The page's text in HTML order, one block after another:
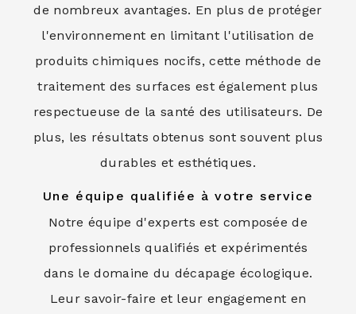
de nombreux avantages. En plus de protéger
l'environnement en limitant l'utilisation de
produits chimiques nocifs, cette méthode de
traitement des surfaces est également plus
respectueuse de la santé des utilisateurs. De
plus, les résultats obtenus sont souvent plus
durables et esthétiques.
Une équipe qualifiée à votre service
Notre équipe d'experts est composée de
professionnels qualifiés et expérimentés
dans le domaine du décapage écologique.
Leur savoir-faire et leur engagement en